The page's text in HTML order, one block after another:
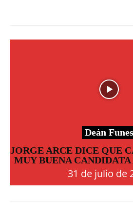
Deán Funes
JORGE ARCE DICE QUE
MUY BUENA
31 de julio de